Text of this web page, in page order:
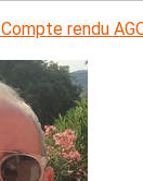
Compte rendu